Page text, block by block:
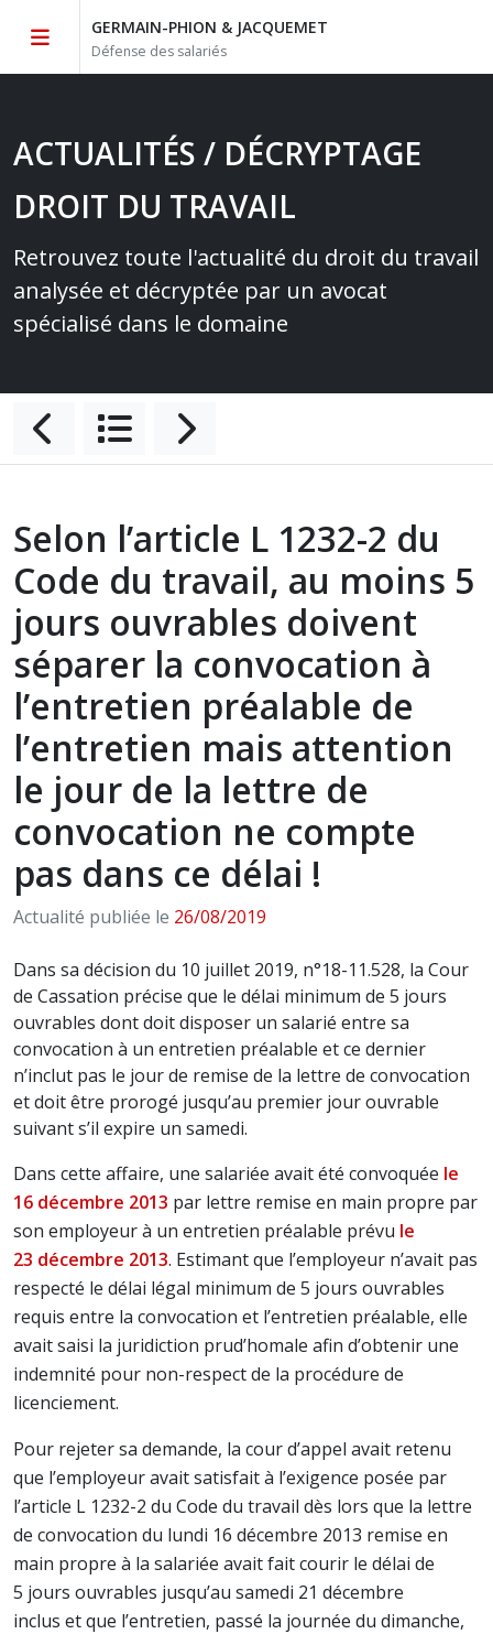
GERMAIN-PHION & JACQUEMET
Défense des salariés
ACTUALITÉS / DÉCRYPTAGE
DROIT DU TRAVAIL
Retrouvez toute l'actualité du droit du travail
analysée et décryptée par un avocat
spécialisé dans le domaine
Selon l’article L 1232-2 du
Code du travail, au moins 5
jours ouvrables doivent
séparer la convocation à
l’entretien préalable de
l’entretien mais attention
le jour de la lettre de
convocation ne compte
pas dans ce délai !
Actualité publiée le 26/08/2019
Dans sa décision du 10 juillet 2019, n°18-11.528, la Cour
de Cassation précise que le délai minimum de 5 jours
ouvrables dont doit disposer un salarié entre sa
convocation à un entretien préalable et ce dernier
n’inclut pas le jour de remise de la lettre de convocation
et doit être prorogé jusqu’au premier jour ouvrable
suivant s’il expire un samedi.
Dans cette affaire, une salariée avait été convoquée le
16 décembre 2013 par lettre remise en main propre par
son employeur à un entretien préalable prévu le
23 décembre 2013. Estimant que l’employeur n’avait pas
respecté le délai légal minimum de 5 jours ouvrables
requis entre la convocation et l’entretien préalable, elle
avait saisi la juridiction prud’homale afin d’obtenir une
indemnité pour non-respect de la procédure de
licenciement.
Pour rejeter sa demande, la cour d’appel avait retenu
que l’employeur avait satisfait à l’exigence posée par
l’article L 1232-2 du Code du travail dès lors que la lettre
de convocation du lundi 16 décembre 2013 remise en
main propre à la salariée avait fait courir le délai de
5 jours ouvrables jusqu’au samedi 21 décembre
inclus et que l’entretien, passé la journée du dimanche,